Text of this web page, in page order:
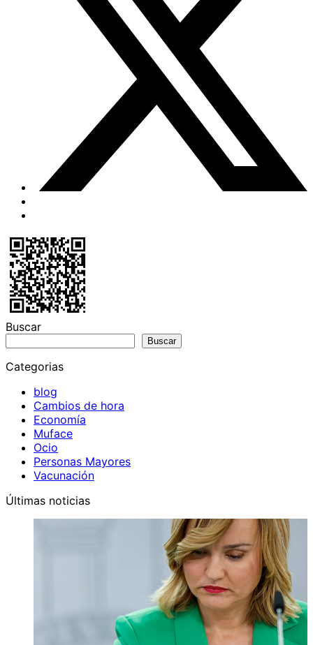
Buscar
Buscar
Categorias
blog
Cambios de hora
Economía
Muface
Ocio
Personas Mayores
Vacunación
Últimas noticias